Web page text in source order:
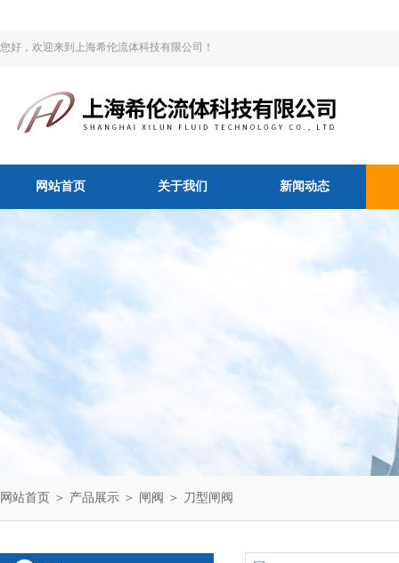
您好，欢迎来到上海希伦流体科技有限公司！
网站首页 关于我们 新闻动态
网站首页 ＞ 产品展示 ＞ 闸阀 ＞ 刀型闸阀